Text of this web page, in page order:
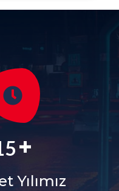
+
Yılımız